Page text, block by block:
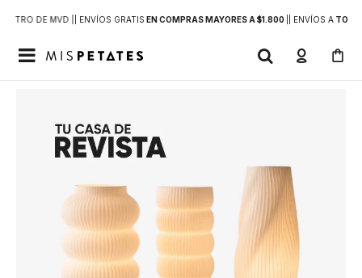
DE MVD | | ENVÍOS GRATIS EN COMPRAS MAYORES A $1.800 | ENVÍOS ATODO
